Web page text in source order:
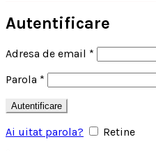
Autentificare
Adresa de email *
Parola *
Autentificare
Ai uitat parola? Retine